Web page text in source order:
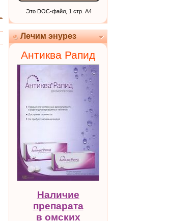
Это DOC-файл, 1 стр. А4
Лечим энурез
Антиква Рапид
Наличие
препарата
в омских